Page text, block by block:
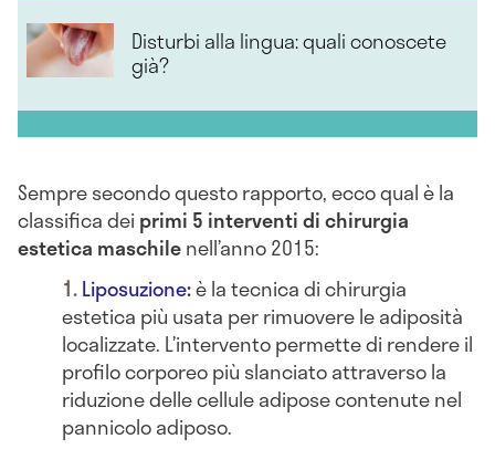
Disturbi alla lingua: quali conoscete
già?
Sempre secondo questo rapporto, ecco qual è la
classifica dei primi 5 interventidichirurgia
estetica maschilenell’anno 2015:
Liposuzione:è la tecnica di chirurgia
estetica più usata per rimuovere le adiposità
localizzate. L’intervento permette di rendere il
profilo corporeo più slanciato attraverso la
riduzione delle cellule adipose contenute nel
pannicolo adiposo.